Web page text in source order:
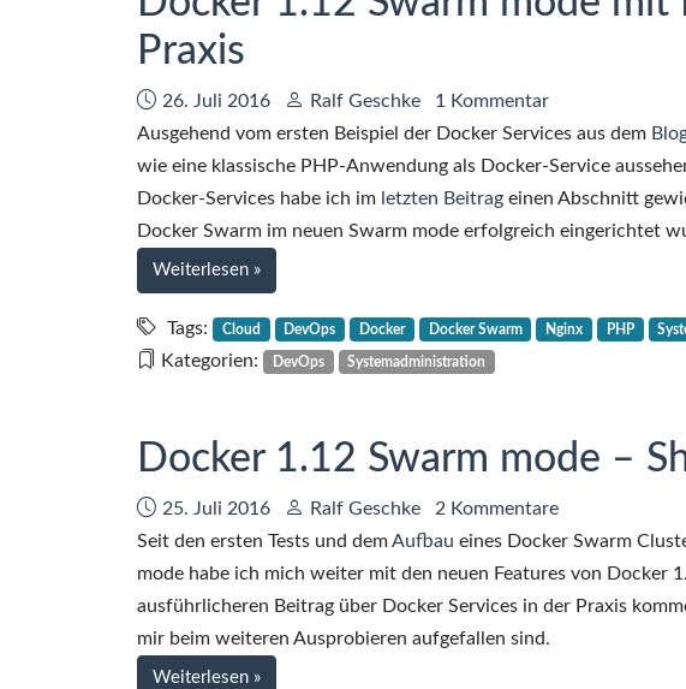
betreiben
Praxis
Datum:
26. Juli 2016 Autor:
Ralf Geschke
1 Kommentar
Ausgehend vom ersten Beispiel der Docker Services aus dem
wie eine klassische PHP-Anwendung als Docker-Service
Docker-Services habe ich im letzten Beitrag einen Abschnitt
Docker Swarm im neuen Swarm mode erfolgreich eingerichtet
Weiterlesen bei
Docker
1.12
Swarm
PHP
und
Nginx
»
Tags: Cloud DevOps Docker Docker Swarm Nginx PHP
Kategorien: DevOps Systemadministration
Docker 1.12 Swarm mode –
Datum:
25. Juli 2016 Autor:
Ralf Geschke
2 Kommentare
Seit den ersten Tests und demAufbau eines Docker Swarm
mode habe ich mich weiter mit den neuen Features von Docker
ausführlicheren Beitrag über Docker Services in der Praxis
mir beim weiteren Ausprobieren aufgefallen sind.
Weiterlesen bei
»